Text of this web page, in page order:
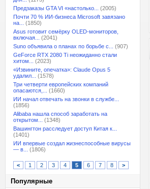
Предзаказы GTA VI «настолько...
(2005)
Почти 70 % ИИ-бизнеса Microsoft завязано
на...
(1850)
Asus готовит семёрку OLED-мониторов,
включая...
(2041)
Suno объявила о планах по борьбе с...
(907)
GeForce RTX 2080 Ti неожиданно стали
хитом...
(2023)
«Извините, опечатка»: Claude Opus 5
удалил...
(1578)
Три четверти европейских компаний
опасаются,...
(1660)
ИИ начал отвечать на звонки в службе...
(1856)
Alibaba нашла способ заработать на
открытом...
(1348)
Вашингтон расследует доступ Китая к...
(1401)
ИИ впервые создал жизнеспособные вирусы
— в...
(1806)
< 1 2 3 4 5 6 7 8 >
Популярные